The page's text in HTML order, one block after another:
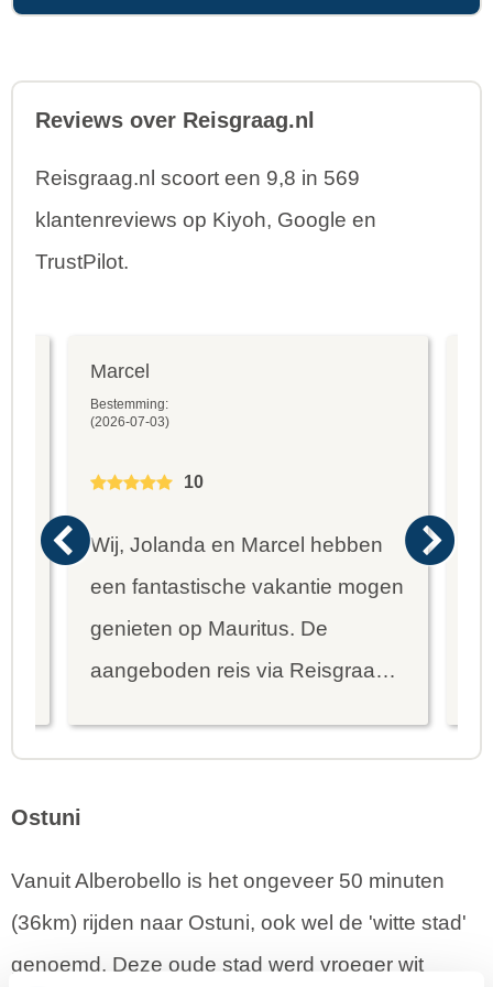
Reviews over Reisgraag.nl
Reisgraag.nl scoort een 9,8 in 569
klantenreviews op Kiyoh, Google en
TrustPilot.
Marcel
Bestemming:
(2026-07-03)
10
Wij, Jolanda en Marcel hebben
een fantastische vakantie mogen
genieten op Mauritus. De
aangeboden reis via Reisgraag
mooie dingen van het eiland te
Ostuni
Vanuit Alberobello is het ongeveer 50 minuten
(36km) rijden naar Ostuni, ook wel de 'witte stad'
genoemd. Deze oude stad werd vroeger wit